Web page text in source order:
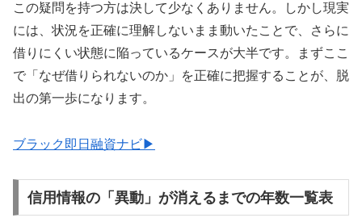
この疑問を持つ方は決して少なくありません。しかし現実
には、状況を正確に理解しないまま動いたことで、さらに
借りにくい状態に陥っているケースが大半です。まずここ
で「なぜ借りられないのか」を正確に把握することが、脱
出の第一歩になります。
ブラック即日融資ナビ▶
信用情報の「異動」が消えるまでの年数一覧表